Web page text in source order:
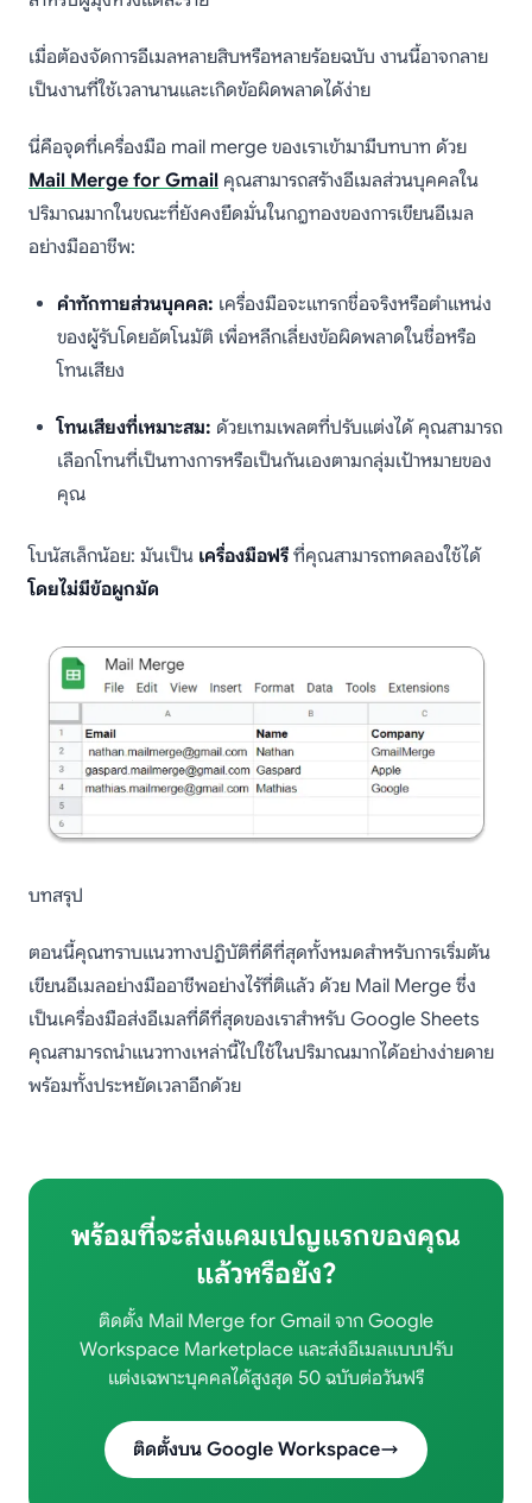
เมื่อต้องจัดการอีเมลหลายสิบหรือหลายร้อยฉบับ งานนี้อาจกลาย
เป็นงานที่ใช้เวลานานและเกิดข้อผิดพลาดได้ง่าย
นี่คือจุดที่เครื่องมือ mail merge ของเราเข้ามามีบทบาท ด้วย
Mail Merge for Gmail คุณสามารถสร้างอีเมลส่วนบุคคลใน
ปริมาณมากในขณะที่ยังคงยึดมั่นในกฎทองของการเขียนอีเมล
อย่างมืออาชีพ:
คำทักทายส่วนบุคคล: เครื่องมือจะแทรกชื่อจริงหรือตำแหน่ง
ของผู้รับโดยอัตโนมัติ เพื่อหลีกเลี่ยงข้อผิดพลาดในชื่อหรือ
โทนเสียง
โทนเสียงที่เหมาะสม: ด้วยเทมเพลตที่ปรับแต่งได้ คุณสามารถ
เลือกโทนที่เป็นทางการหรือเป็นกันเองตามกลุ่มเป้าหมายของ
คุณ
โบนัสเล็กน้อย: มันเป็น เครื่องมือฟรี ที่คุณสามารถทดลองใช้ได้
โดยไม่มีข้อผูกมัด
บทสรุป
ตอนนี้คุณทราบแนวทางปฏิบัติที่ดีที่สุดทั้งหมดสำหรับการเริ่มต้น
เขียนอีเมลอย่างมืออาชีพอย่างไร้ที่ติแล้ว ด้วย Mail Merge ซึ่ง
เป็นเครื่องมือส่งอีเมลที่ดีที่สุดของเราสำหรับ Google Sheets
คุณสามารถนำแนวทางเหล่านี้ไปใช้ในปริมาณมากได้อย่างง่ายดาย
พร้อมทั้งประหยัดเวลาอีกด้วย
พร้อมที่จะส่งแคมเปญแรกของคุณ
แล้วหรือยัง?
ติดตั้ง Mail Merge for Gmail จาก Google
Workspace Marketplace และส่งอีเมลแบบปรับ
แต่งเฉพาะบุคคลได้สูงสุด 50 ฉบับต่อวันฟรี
ติดตั้งบน Google Workspace